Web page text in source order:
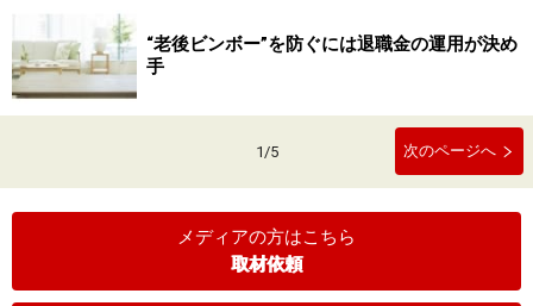
“老後ビンボー”を防ぐには退職金の運用が決め
手
1/5 次のページへ
メディアの方はこちら
取材依頼